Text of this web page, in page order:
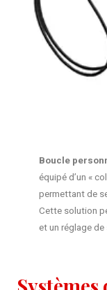
Boucle
équipé d’un «
permettant de
Cette solution
et un réglage de